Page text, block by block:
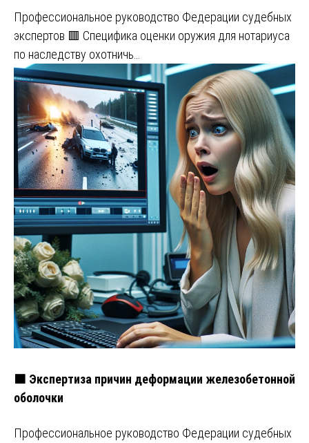
Профессиональное руководство Федерации судебных
экспертов 🟥 Специфика оценки оружия для нотариуса
по наследству охотничь…
🟧 Экспертиза причин деформации железобетонной
оболочки
Профессиональное руководство Федерации судебных